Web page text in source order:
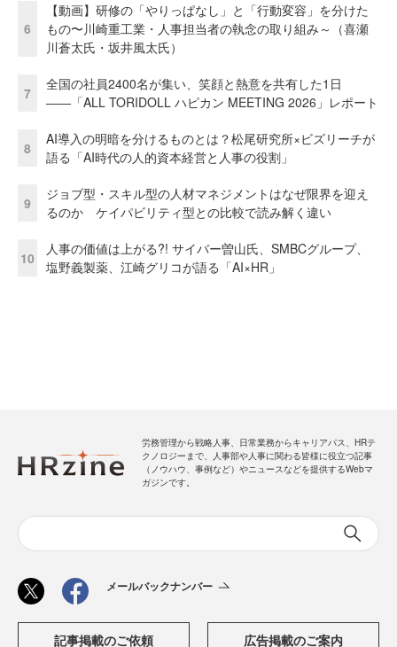
6
【動画】研修の「やりっぱなし」と「行動変容」を分けた
もの〜川崎重工業・人事担当者の執念の取り組み～（喜瀬
川蒼太氏・坂井風太氏）
7
全国の社員2400名が集い、笑顔と熱意を共有した1日
――「ALL TORIDOLL ハピカン MEETING 2026」レポート
8
AI導入の明暗を分けるものとは？松尾研究所×ビズリーチが
語る「AI時代の人的資本経営と人事の役割」
9
ジョブ型・スキル型の人材マネジメントはなぜ限界を迎え
るのか ケイパビリティ型との比較で読み解く違い
10
人事の価値は上がる?! サイバー曽山氏、SMBCグループ、
塩野義製薬、江崎グリコが語る「AI×HR」
労務管理から戦略人事、日常業務からキャリアパス、HRテ
クノロジーまで、人事部や人事に関わる皆様に役立つ記事
（ノウハウ、事例など）やニュースなどを提供するWebマ
ガジンです。
メールバックナンバー
記事掲載のご依頼 広告掲載のご案内